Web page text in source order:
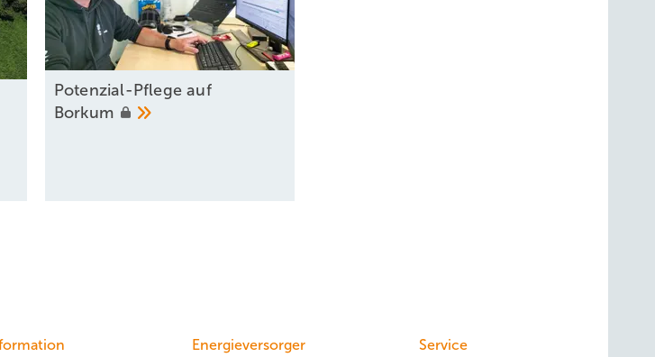
Potenzial-Pflege auf
Borkum
Energieversorger Service